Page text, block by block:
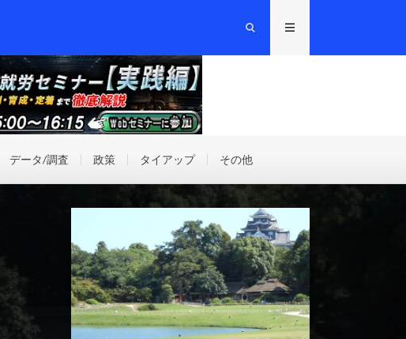
データ/調査 政策 タイアップ その他